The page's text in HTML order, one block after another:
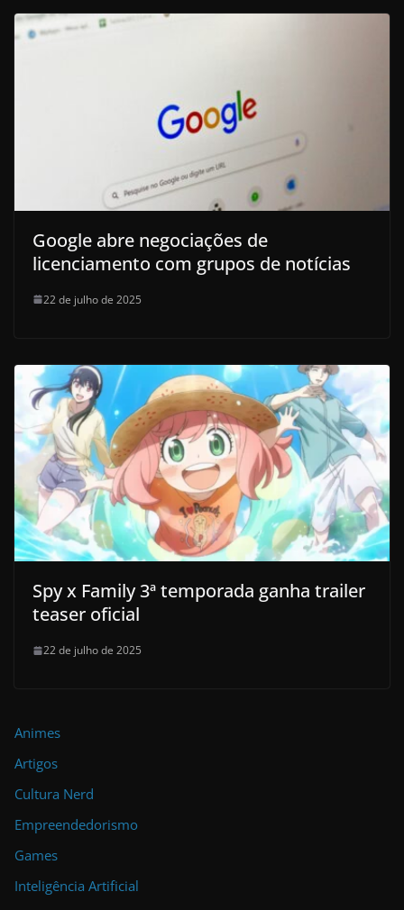
Google abre negociações de
licenciamento com grupos de notícias
22 de julho de 2025
Spy x Family 3ª temporada ganha trailer
teaser oficial
22 de julho de 2025
Animes
Artigos
Cultura Nerd
Empreendedorismo
Games
Inteligência Artificial